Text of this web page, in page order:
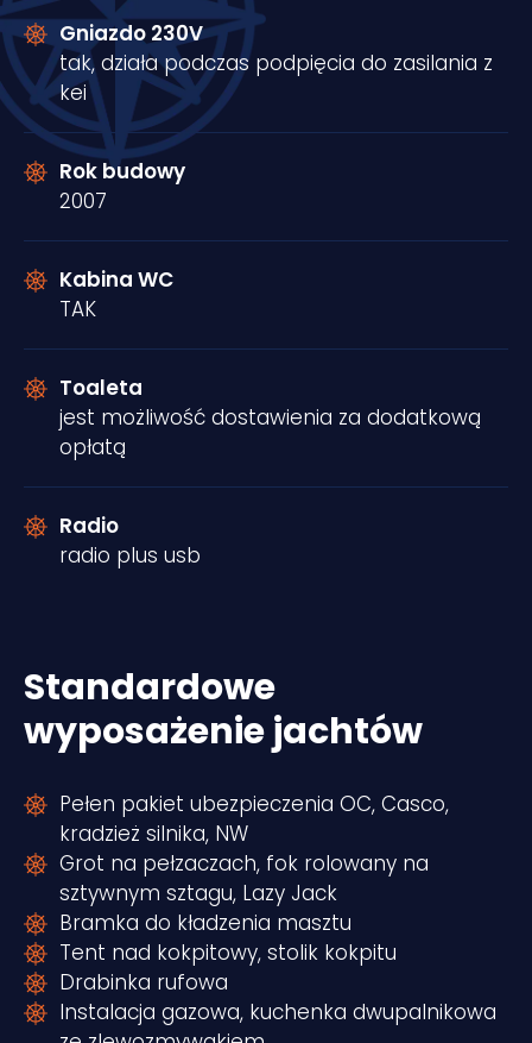
Gniazdo 230V
tak, działa podczas podpięcia do zasilania z
kei
Rok budowy
2007
Kabina WC
TAK
Toaleta
jest możliwość dostawienia za dodatkową
opłatą
Radio
radio plus usb
Standardowe
wyposażenie jachtów
Pełen pakiet ubezpieczenia OC, Casco,
kradzież silnika, NW
Grot na pełzaczach, fok rolowany na
sztywnym sztagu, Lazy Jack
Bramka do kładzenia masztu
Tent nad kokpitowy, stolik kokpitu
Drabinka rufowa
Instalacja gazowa, kuchenka dwupalnikowa